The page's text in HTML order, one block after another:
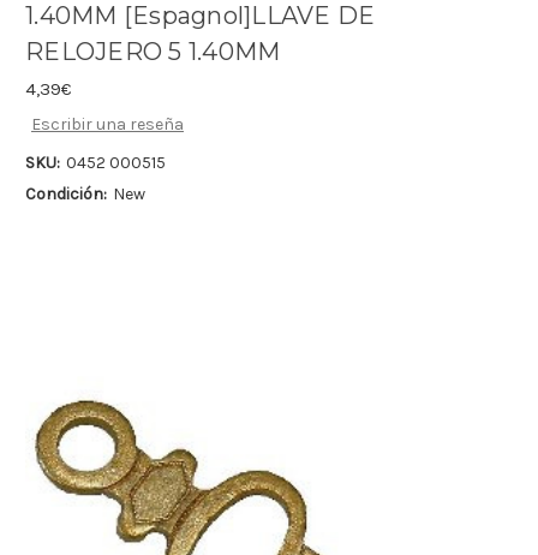
1.40MM [Espagnol]LLAVE DE
RELOJERO 5 1.40MM
4,39€
Escribir una reseña
SKU: 0452 000515
Condición: New